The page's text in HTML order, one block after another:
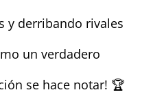
y derribando rivales
un verdadero
se hace notar! 🏆